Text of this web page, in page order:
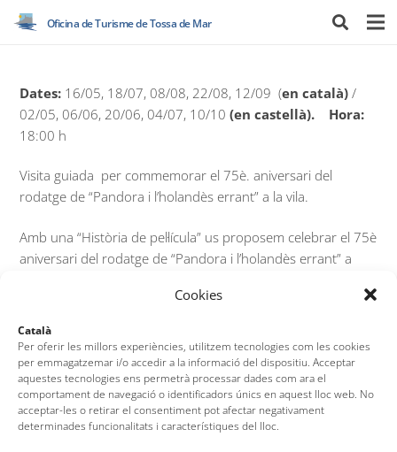
Cookies
Català
Per oferir les millors experiències, utilitzem tecnologies com les cookies
per emmagatzemar i/o accedir a la informació del dispositiu. Acceptar
aquestes tecnologies ens permetrà processar dades com ara el
comportament de navegació o identificadors únics en aquest lloc web. No
acceptar-les o retirar el consentiment pot afectar negativament
determinades funcionalitats i característiques del lloc.
Oficina de Turisme de Tossa de Mar
Dates: 16/05, 18/07, 08/08, 22/08, 12/09 (en català) /
02/05, 06/06, 20/06, 04/07, 10/10 (en castellà). Hora:
18:00 h
Visita guiada per commemorar el 75è. aniversari del
rodatge de “Pandora i l’holandès errant” a la vila.
Amb una “Història de pel·lícula” us proposem celebrar el 75è
aniversari del rodatge de “Pandora i l’holandès errant” a
relacionats amb el rodatge, la pel·lícula i els seus
protagonistes.
Preu:8€adults /5€(nens de 7- 13 anys)
Compra d’entrades versió encatalàa
www.entrapolis.com